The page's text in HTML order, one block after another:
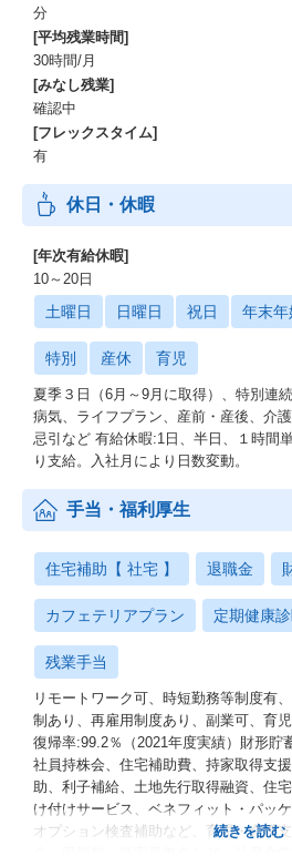
分
[平均残業時間]
30時間/月
[みなし残業]
確認中
[フレックスタイム]
有
休日・休暇
[年次有給休暇]
10～20日
土曜日 日曜日 祝日 年末年
特別 産休 育児
夏季３日（6月～9月に取得）、特別連
病気、ライフプラン、産前・産後、介
忌引など 有給休暇:1日、半日、１時間
り支給。入社月により日数変動。
手当・福利厚生
住宅補助【 社宅 】 退職金
カフェテリアプラン 定期健康
残業手当
リモートワーク可、時短勤務等制度有
制あり、再雇用制度あり、副業可、育
復帰率:99.2％（2021年度実績）財形貯
社員持株会、住宅補助費、持家取得支
助、利子補給、土地先行取得融資、住
け付けサービス、ベネフィット・パッ
オプション検査補助など、育児・介護